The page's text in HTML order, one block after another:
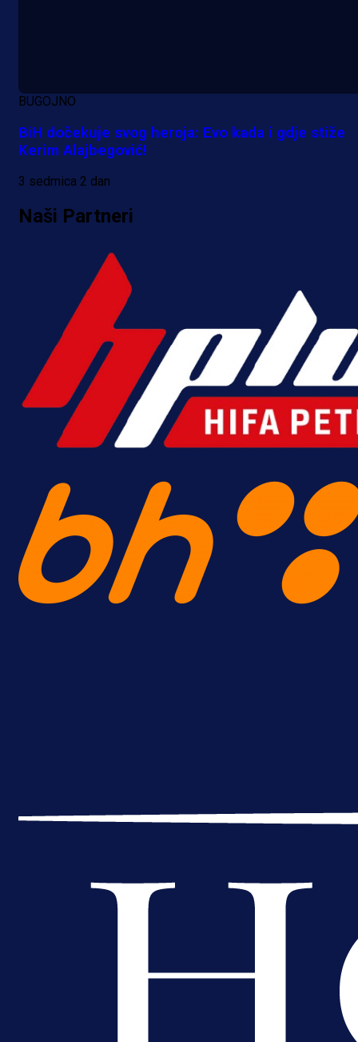
Premijer liga BiH
Bez pobjednika u Mostaru:
Sarajevo kiksalo na startu
prvenstva!
18 h 30 min
BUGOJNO
BiH dočekuje svog heroja: Evo kada i gdje stiže
Kerim Alajbegović!
3 sedmica 2 dan
Naši Partneri